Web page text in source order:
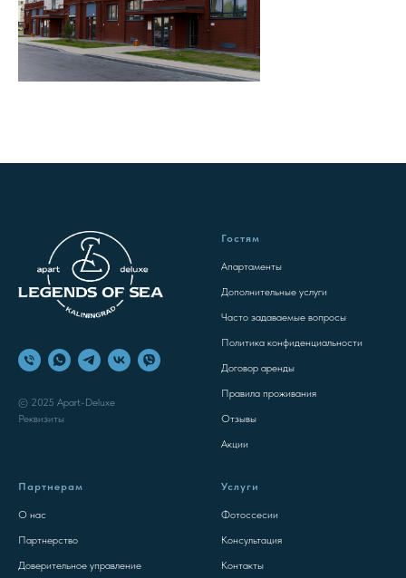
© 2025 Apart-Deluxe
Реквизиты
Гостям
Апартаменты
Дополнительные услуги
Часто задаваемые вопросы
Политика конфиденциальности
Договор аренды
Правила проживания
Отзывы
Акции
Партнерам
О нас
Партнерство
Доверительное управление
Услуги
Фотоссесии
Консультация
Контакты